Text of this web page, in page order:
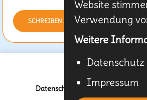
SCHREIBEN SIE UNS
Datenschutz & Cookies -Impressum
Website
Verwendung
Weitere
Datenschutz
Impressum